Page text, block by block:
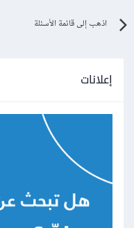
اذهب إلى قائمة الأسئلة
إعلانات